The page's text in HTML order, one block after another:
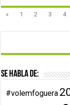
« 1 2 3 4
Se habla de:
#volemfoguera